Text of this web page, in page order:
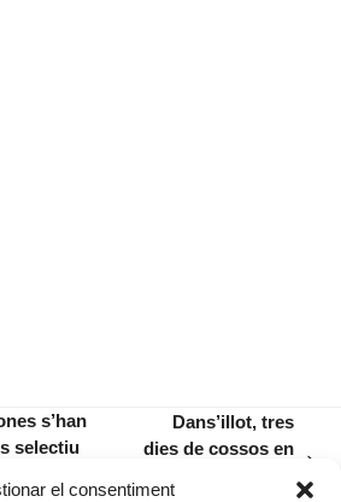
el consentiment
s’han
selectiu
Dans’illot, tres
dies de cossos en